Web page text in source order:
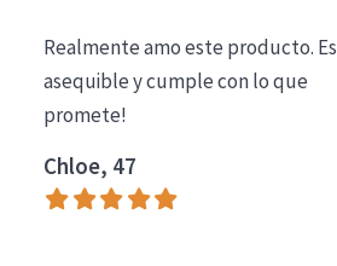
Essentials
Lift+
Expert
Realmente amo este producto. Es
asequible y cumple con lo que
promete!
Chloe, 47